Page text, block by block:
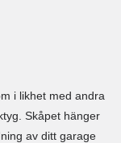
i likhet med andra
Skåpet hänger
av ditt garage